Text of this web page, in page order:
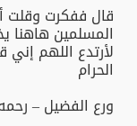
قال ففكرت وقلت
المسلمين هاهنا
لأرتدع اللهم
الحرام
ورع الفضيل –